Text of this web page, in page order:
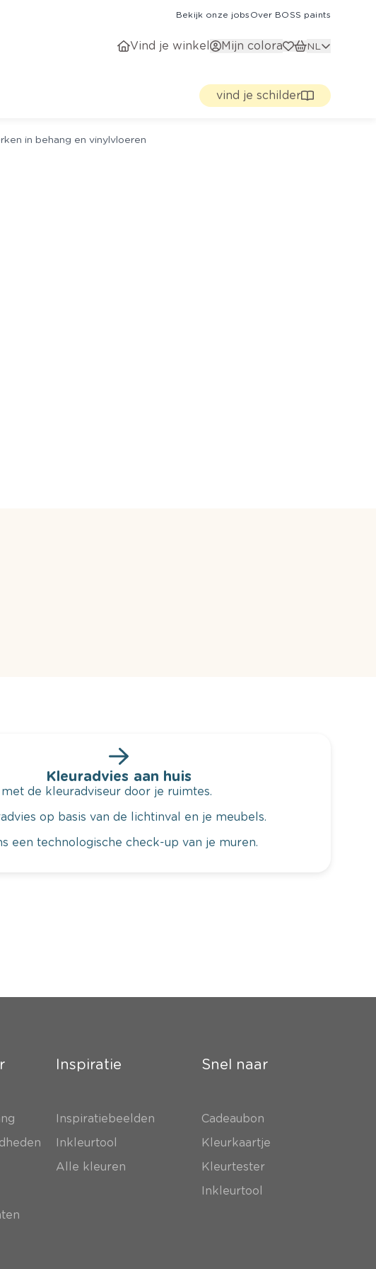
Bekijk onze jobs Over BOSS paints
Vind je winkel Mijn colora NL
vind je schilder
in behang en vinylvloeren
Kleuradvies aan huis
met de kleuradviseur door je ruimtes.
op basis van de lichtinval en je meubels.
een technologische check-up van je muren.
Inspiratie
Inspiratiebeelden
Inkleurtool
Alle kleuren
Snel naar
Cadeaubon
Kleurkaartje
Kleurtester
Inkleurtool